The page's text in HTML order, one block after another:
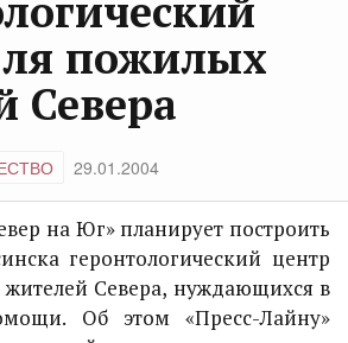
пожилых
Севера
29.01.2004
на Юг» планирует построить
геронтологический центр
жителей Севера, нуждающихся в
Об этом «Пресс-Лайну»